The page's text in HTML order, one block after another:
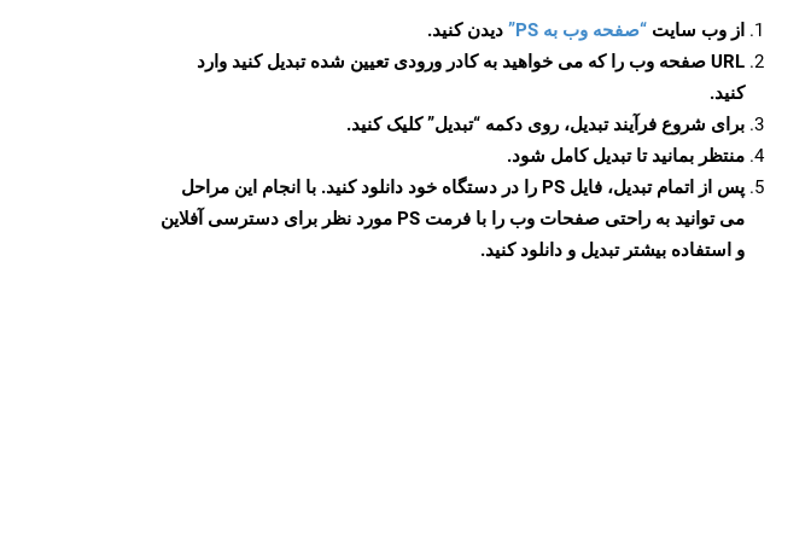
از وب سایت “صفحه وب به PS”
دیدن کنید.
URL صفحه وب را که می خواهید به کادر ورودی تعیین شده تبدیل کنید وارد
کنید.
برای شروع فرآیند تبدیل، روی دکمه “تبدیل” کلیک کنید.
منتظر بمانید تا تبدیل کامل شود.
پس از اتمام تبدیل، فایل PS را در دستگاه خود دانلود کنید. با انجام این مراحل
می توانید به راحتی صفحات وب را با فرمت PS مورد نظر برای دسترسی آفلاین
و استفاده بیشتر تبدیل و دانلود کنید.